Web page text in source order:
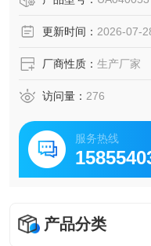
免疫应答。
更新时间： 2026-07-
厂商性质： 生产厂家
访问量： 276
服务热线
产品分类